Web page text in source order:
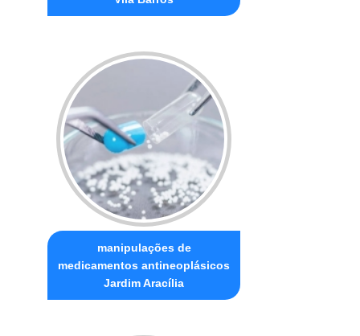
manipulações de
medicamentos antineoplásicos
Jardim Aracília